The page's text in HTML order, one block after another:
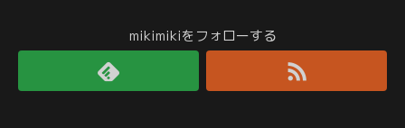
mikimikiをフォローする